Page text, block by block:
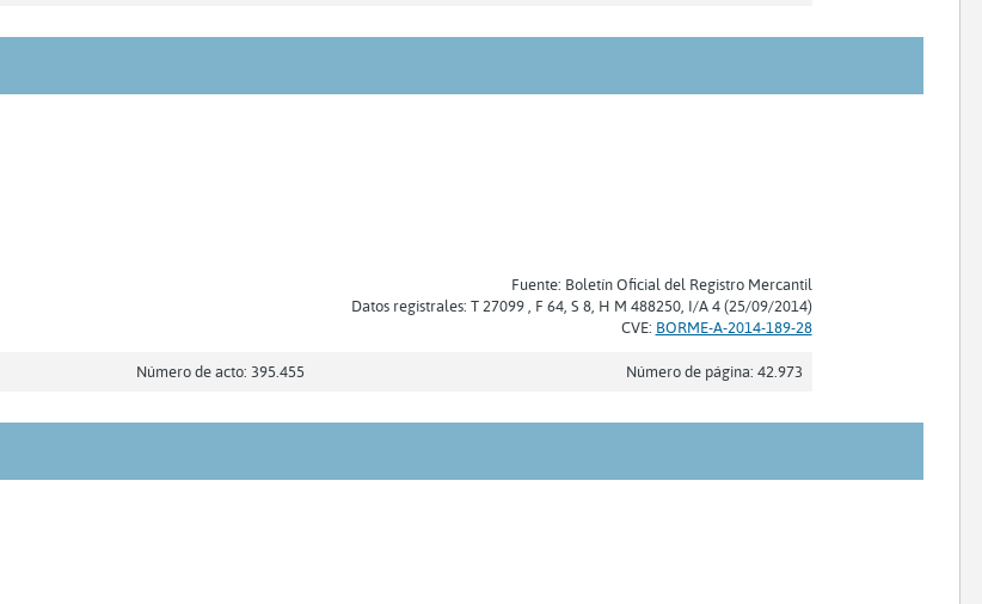
Fuente: Boletín Oficial del Registro Mercantil
Datos registrales: T 27099 , F 64, S 8, H M 488250, I/A 4 (25/09/2014)
CVE: BORME-A-2014-189-28
Número de acto: 395.455 Número de página: 42.973